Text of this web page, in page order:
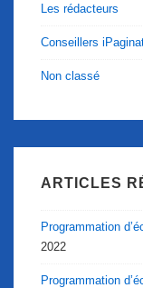
Les rédacteurs
Conseillers
Non classé
ARTICLES
Programmation
2022
Programmation